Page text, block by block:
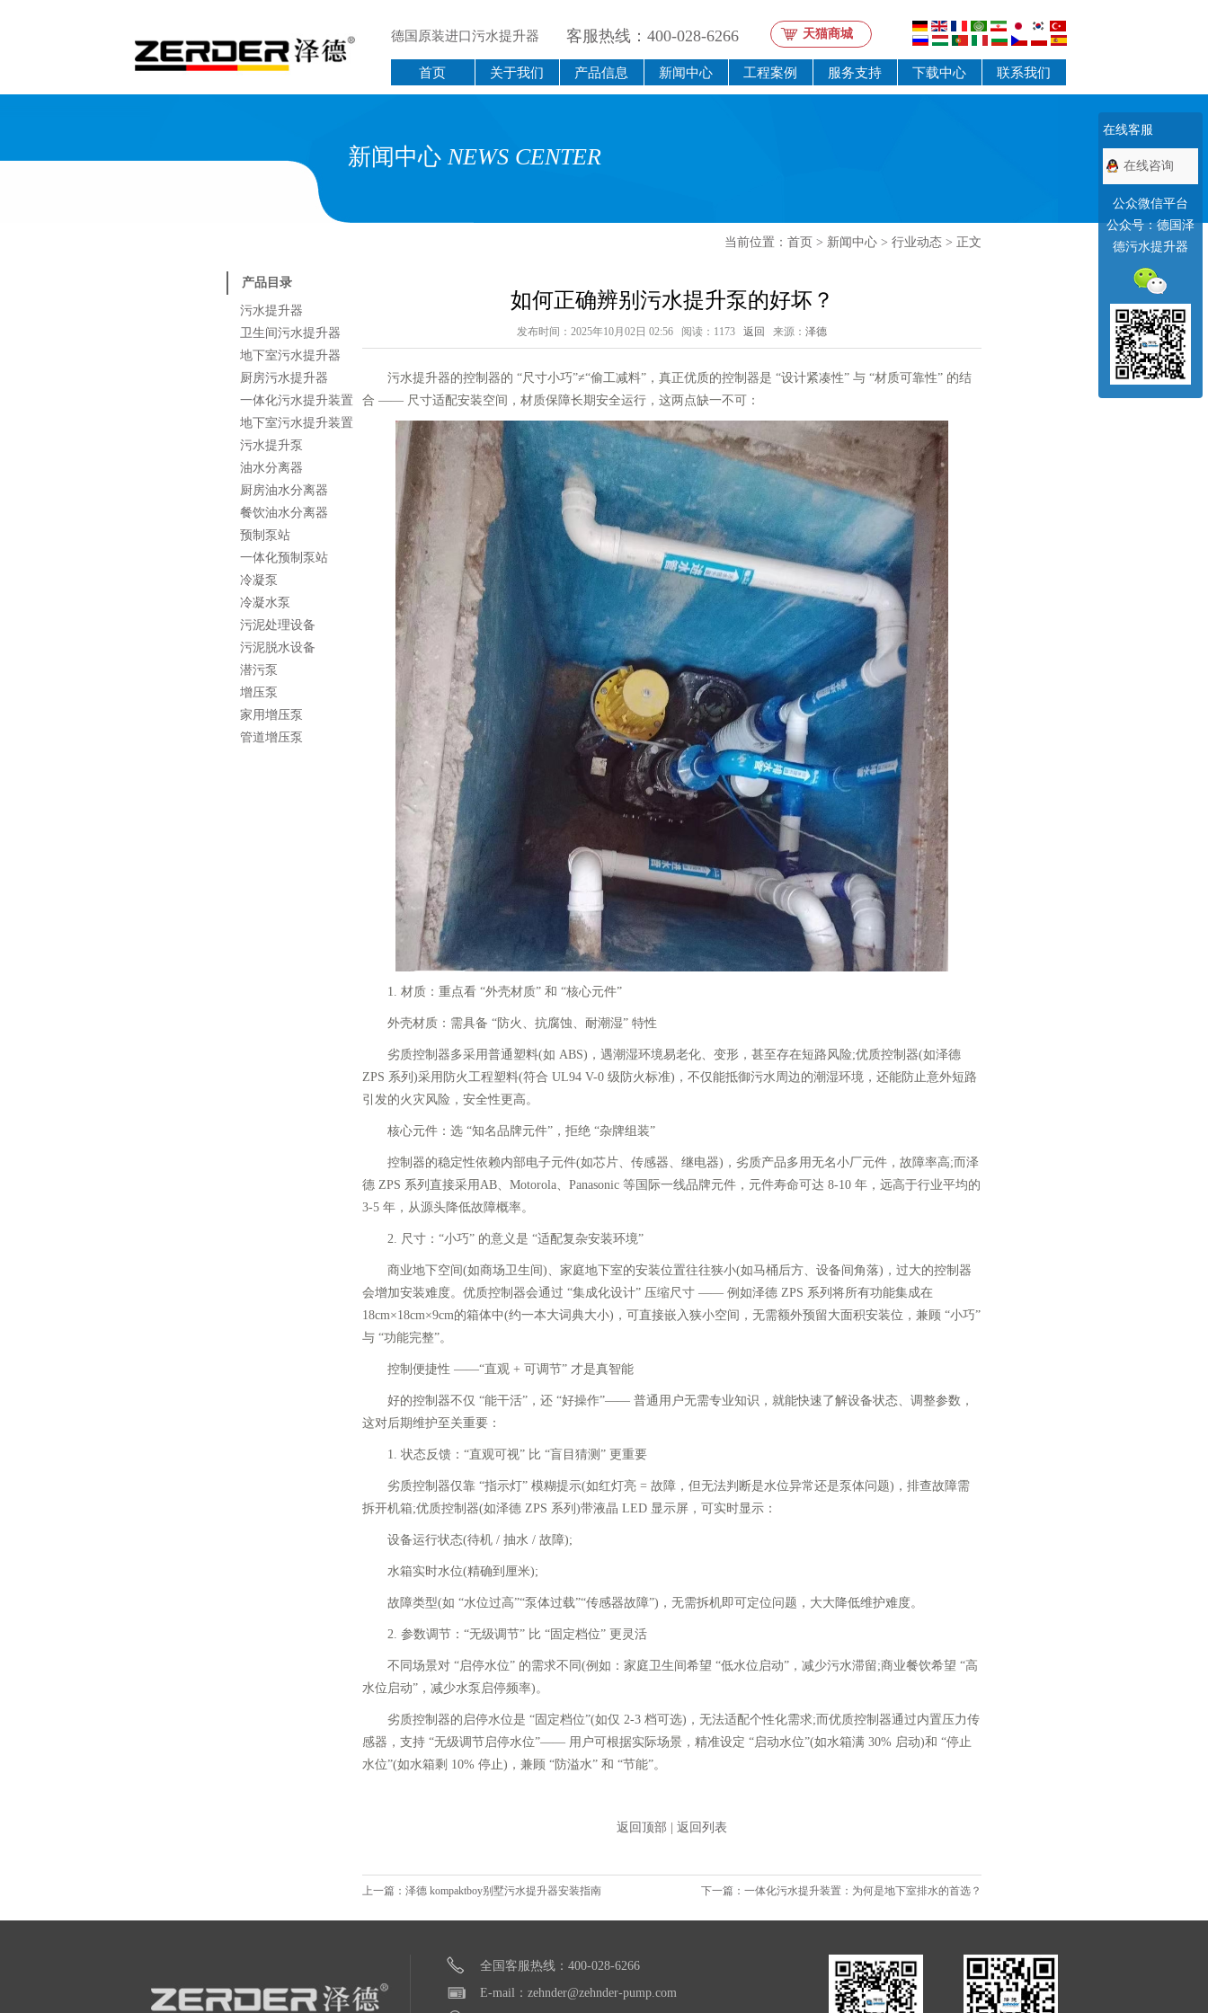
德国原装进口污水提升器 客服热线：400-028-6266 天猫商城
首页 关于我们 产品信息 新闻中心 工程案例 服务支持 下载中心 联系我们
新闻中心 NEWS CENTER
当前位置： 首页 > 新闻中心 > 行业动态 > 正文
产品目录
污水提升器
卫生间污水提升器
地下室污水提升器
厨房污水提升器
一体化污水提升装置
地下室污水提升装置
污水提升泵
油水分离器
厨房油水分离器
餐饮油水分离器
预制泵站
一体化预制泵站
冷凝泵
冷凝水泵
污泥处理设备
污泥脱水设备
潜污泵
增压泵
家用增压泵
管道增压泵
如何正确辨别污水提升泵的好坏？
发布时间：2025年10月02日 02:56 阅读：1173 返回 来源： 泽德
污水提升器的控制器的 “尺寸小巧”≠“偷工减料”，真正优质的控制器是 “设计紧凑性” 与 “材质可靠性” 的结
合 —— 尺寸适配安装空间，材质保障长期安全运行，这两点缺一不可：
1. 材质：重点看 “外壳材质” 和 “核心元件”
外壳材质：需具备 “防火、抗腐蚀、耐潮湿” 特性
劣质控制器多采用普通塑料(如 ABS)，遇潮湿环境易老化、变形，甚至存在短路风险;优质控制器(如泽德
ZPS 系列)采用防火工程塑料(符合 UL94 V-0 级防火标准)，不仅能抵御污水周边的潮湿环境，还能防止意外短路
引发的火灾风险，安全性更高。
核心元件：选 “知名品牌元件”，拒绝 “杂牌组装”
控制器的稳定性依赖内部电子元件(如芯片、传感器、继电器)，劣质产品多用无名小厂元件，故障率高;而泽
德 ZPS 系列直接采用AB、Motorola、Panasonic 等国际一线品牌元件，元件寿命可达 8-10 年，远高于行业平均的
3-5 年，从源头降低故障概率。
2. 尺寸：“小巧” 的意义是 “适配复杂安装环境”
商业地下空间(如商场卫生间)、家庭地下室的安装位置往往狭小(如马桶后方、设备间角落)，过大的控制器
会增加安装难度。优质控制器会通过 “集成化设计” 压缩尺寸 —— 例如泽德 ZPS 系列将所有功能集成在
18cm×18cm×9cm的箱体中(约一本大词典大小)，可直接嵌入狭小空间，无需额外预留大面积安装位，兼顾 “小巧”
与 “功能完整”。
控制便捷性 ——“直观 + 可调节” 才是真智能
好的控制器不仅 “能干活”，还 “好操作”—— 普通用户无需专业知识，就能快速了解设备状态、调整参数，
这对后期维护至关重要：
1. 状态反馈：“直观可视” 比 “盲目猜测” 更重要
劣质控制器仅靠 “指示灯” 模糊提示(如红灯亮 = 故障，但无法判断是水位异常还是泵体问题)，排查故障需
拆开机箱;优质控制器(如泽德 ZPS 系列)带液晶 LED 显示屏，可实时显示：
设备运行状态(待机 / 抽水 / 故障);
水箱实时水位(精确到厘米);
故障类型(如 “水位过高”“泵体过载”“传感器故障”)，无需拆机即可定位问题，大大降低维护难度。
2. 参数调节：“无级调节” 比 “固定档位” 更灵活
不同场景对 “启停水位” 的需求不同(例如：家庭卫生间希望 “低水位启动”，减少污水滞留;商业餐饮希望 “高
水位启动”，减少水泵启停频率)。
劣质控制器的启停水位是 “固定档位”(如仅 2-3 档可选)，无法适配个性化需求;而优质控制器通过内置压力传
感器，支持 “无级调节启停水位”—— 用户可根据实际场景，精准设定 “启动水位”(如水箱满 30% 启动)和 “停止
水位”(如水箱剩 10% 停止)，兼顾 “防溢水” 和 “节能”。
返回顶部 返回列表
上一篇：泽德 kompaktboy别墅污水提升器安装指南 下一篇：一体化污水提升装置：为何是地下室排水的首选？
全国客服热线：400-028-6266
E-mail：zehnder@zehnder-pump.com
在线客服
在线咨询
公众微信平台
公众号：德国泽
德污水提升器